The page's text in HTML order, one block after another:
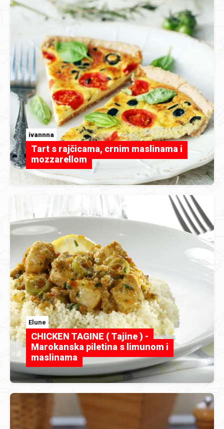
ivannna
Tart s rajčicama, crnim maslinama i
mozzarellom
Elune
CHICKEN TAGINE ( Tajine ) -
Marokanska piletina s limunom i
maslinama